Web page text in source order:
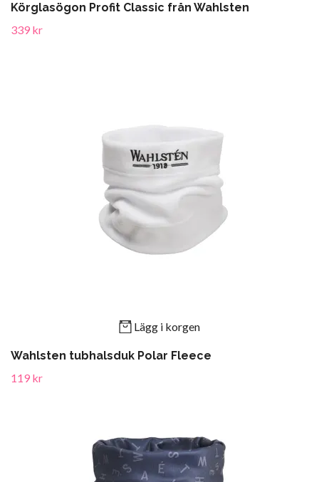
Körglasögon Profit Classic från Wahlsten
339 kr
Lägg i korgen
Wahlsten tubhalsduk Polar Fleece
119 kr